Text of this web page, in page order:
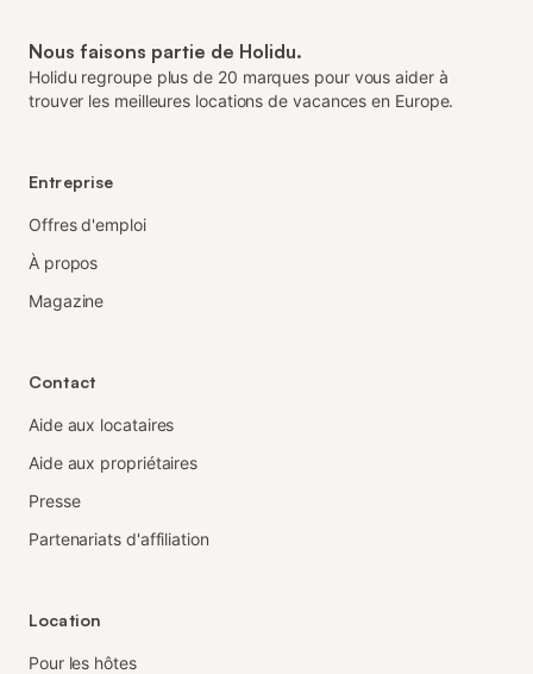
Nous faisons partie de Holidu.
Holidu regroupe plus de 20 marques pour vous aider à
trouver les meilleures locations de vacances en Europe.
Entreprise
Offres d'emploi
À propos
Magazine
Contact
Aide aux locataires
Aide aux propriétaires
Presse
Partenariats d'affiliation
Location
Pour les hôtes